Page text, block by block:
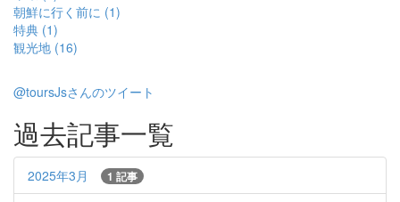
朝鮮に行く前に (1)
特典 (1)
観光地 (16)
@toursJsさんのツイート
過去記事一覧
2025年3月 1 記事